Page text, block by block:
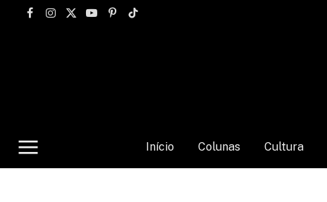
Facebook
Instagram
X
YouTubePinterest
TikTok
Início Colunas Cultura